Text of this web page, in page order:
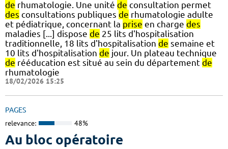
de rhumatologie. Une unité de consultation permet
des consultations publiques de rhumatologie adulte
et pédiatrique, concernant la prise en charge des
maladies [...] dispose de 25 lits d'hospitalisation
traditionnelle, 18 lits d'hospitalisation de semaine et
10 lits d'hospitalisation de jour. Un plateau technique
de rééducation est situé au sein du département de
rhumatologie
18/02/2026 15:25
PAGES
relevance: 48%
Au bloc opératoire